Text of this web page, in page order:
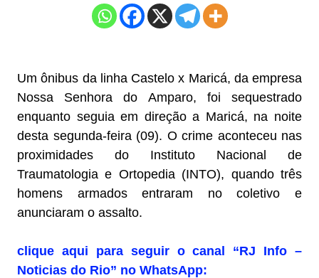
Um ônibus da linha Castelo x Maricá, da empresa
Nossa Senhora do Amparo, foi sequestrado
enquanto seguia em direção a Maricá, na noite
desta segunda-feira (09). O crime aconteceu nas
proximidades do Instituto Nacional de
Traumatologia e Ortopedia (INTO), quando três
homens armados entraram no coletivo e
anunciaram o assalto.
clique aqui para seguir o canal “RJ Info –
Noticias do Rio” no WhatsApp: